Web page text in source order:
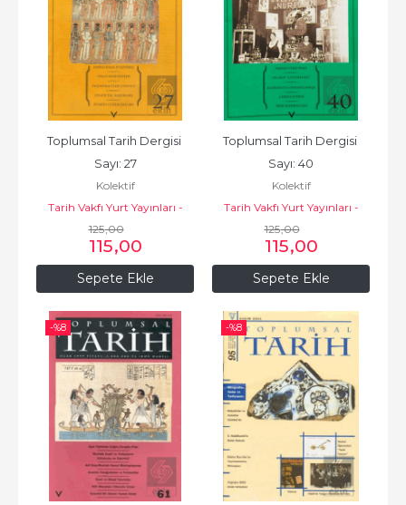
Sepete Ekle
Toplumsal Tarih Dergisi
Sayı: 27
Kolektif
Tarih Vakfı Yurt Yayınları -
Toplumsal Tarih Dergisi
125,00
115,00
Sepete Ekle
Toplumsal Tarih Dergisi
Sayı: 40
Kolektif
Tarih Vakfı Yurt Yayınları -
Toplumsal Tarih Dergisi
125,00
115,00
-%8 -%8